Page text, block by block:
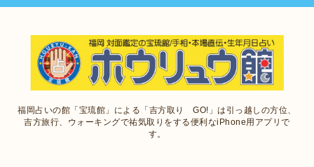
福岡占いの館「宝琉館」による「吉方取り GO!」は引っ越しの方位、
吉方旅行、ウォーキングで祐気取りをする便利なiPhone用アプリで
す。